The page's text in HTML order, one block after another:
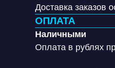
Доставка заказов
ОПЛАТА
Наличными
Оплата в рублях